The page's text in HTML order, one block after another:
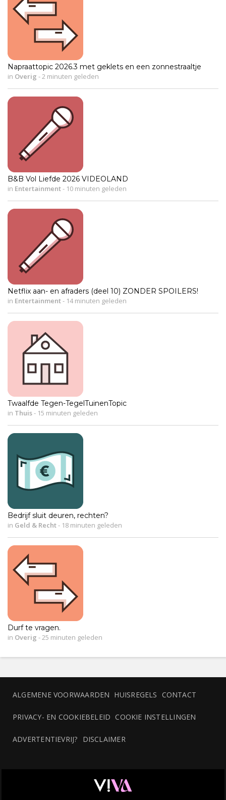
Napraattopic 2026.3 met geklets en een zonnestraaltje
in Overig -2 minuten geleden
B&B Vol Liefde 2026 VIDEOLAND
in Entertainment- 10 minuten geleden
Netflix aan- en afraders (deel 10) ZONDER SPOILERS!
in Entertainment- 14 minuten geleden
Twaalfde Tegen-TegelTuinenTopic
in Thuis- 15 minuten geleden
Bedrijf sluit deuren, rechten?
in Geld & Recht- 18 minuten geleden
Durf te vragen.
in Overig -25 minuten geleden
ALGEMENE VOORWAARDEN HUISREGELS CONTACT
PRIVACY- EN COOKIEBELEID COOKIE INSTELLINGEN
ADVERTENTIEVRIJ? DISCLAIMER